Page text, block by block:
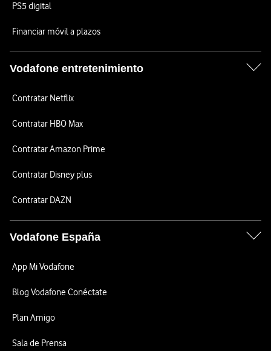
PS5 digital
Financiar móvil a plazos
Vodafone entretenimiento
Contratar Netflix
Contratar HBO Max
Contratar Amazon Prime
Contratar Disney plus
Contratar DAZN
Vodafone España
App Mi Vodafone
Blog Vodafone Conéctate
Plan Amigo
Sala de Prensa